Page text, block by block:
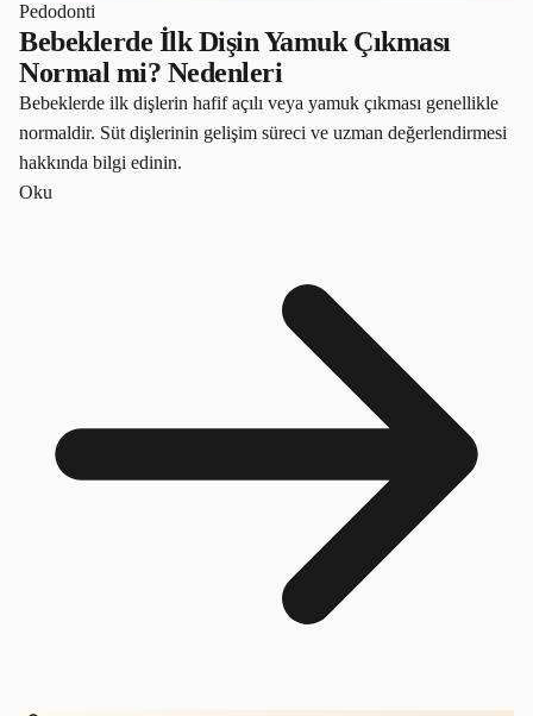
Pedodonti
Bebeklerde İlk Dişin Yamuk Çıkması
Normal mi? Nedenleri
Bebeklerde ilk dişlerin hafif açılı veya yamuk çıkması genellikle
normaldir. Süt dişlerinin gelişim süreci ve uzman değerlendirmesi
hakkında bilgi edinin.
Oku